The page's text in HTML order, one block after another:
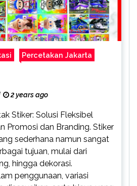
Percetakan Jakarta
2 years ago
Stiker: Solusi Fleksibel
Promosi dan Branding. Stiker
sederhana namun sangat
tujuan, mulai dari
hingga dekorasi.
penggunaan, variasi